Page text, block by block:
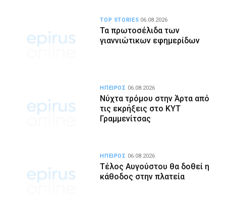
Τα πρωτοσέλιδα των
γιαννιώτικων εφημερίδων
TOP STORIES 06.08.2026
Νύχτα τρόμου στην Άρτα από
τις εκρήξεις στο ΚΥΤ
Γραμμενίτσας
ΗΠΕΙΡΟΣ 06.08.2026
Τέλος Αυγούστου θα δοθεί η
κάθοδος στην πλατεία
ΗΠΕΙΡΟΣ 06.08.2026